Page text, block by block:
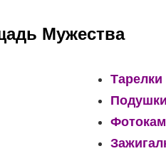
Мужества
Тарелки
Подушки